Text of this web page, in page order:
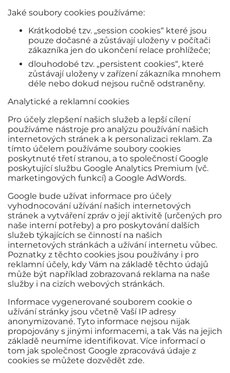
Jaké soubory cookies používáme:
Krátkodobé tzv. „session cookies“ které jsou
pouze dočasné a zůstávají uloženy v počítači
zákazníka jen do ukončení relace prohlížeče;
dlouhodobé tzv. „persistent cookies“, které
zůstávají uloženy v zařízení zákazníka mnohem
déle nebo dokud nejsou ručně odstraněny.
Analytické a reklamní cookies
Pro účely zlepšení našich služeb a lepší cílení
používáme nástroje pro analýzu používání našich
internetových stránek a k personalizaci reklam. Za
tímto účelem používáme soubory cookies
poskytnuté třetí stranou, a to společností Google
poskytující službu Google Analytics Premium (vč.
marketingových funkcí) a Google AdWords.
Google bude užívat informace pro účely
vyhodnocování užívání našich internetových
stránek a vytváření zpráv o její aktivitě (určených pro
naše interní potřeby) a pro poskytování dalších
služeb týkajících se činností na našich
internetových stránkách a užívání internetu vůbec.
Poznatky z těchto cookies jsou používány i pro
reklamní účely, kdy Vám na základě těchto údajů
může být například zobrazovaná reklama na naše
služby i na cizích webových stránkách.
Informace vygenerované souborem cookie o
užívání stránky jsou včetně Vaší IP adresy
anonymizované. Tyto informace nejsou nijak
propojovány s jinými informacemi, a tak Vás na jejich
základě neumíme identifikovat. Více informací o
tom jak společnost Google zpracovává údaje z
cookies se můžete dozvědět zde.